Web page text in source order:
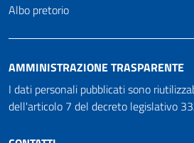
Albo pretorio
AMMINISTRAZIONE TRASPARENTE
I dati personali pubblicati sono
dell'articolo 7 del decreto legislativo